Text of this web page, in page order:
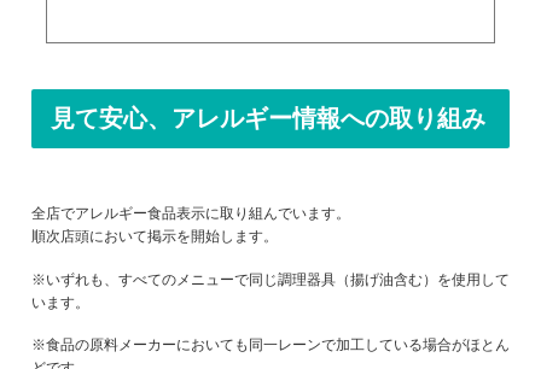
見て安心、アレルギー情報への取り組み
全店でアレルギー食品表示に取り組んでいます。
順次店頭において掲示を開始します。
※いずれも、すべてのメニューで同じ調理器具（揚げ油含む）を使用して
います。
※食品の原料メーカーにおいても同一レーンで加工している場合がほとん